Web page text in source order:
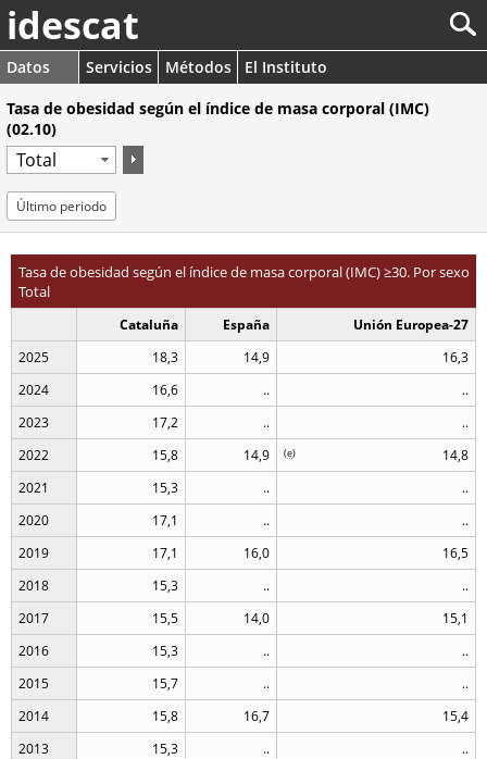
idescat
Datos Servicios Métodos
El Instituto
Tasa de obesidad según el índice de masa corporal (IMC)
(02.10)
Último periodo
Tasa de obesidad según el índice de masa corporal (IMC) ≥30. Por sexo
Total
Cataluña España
Unión Europea-27
2025
18,3 14,9
16,3
2024
16,6 ..
..
2023
17,2 ..
..
2022
15,8 14,9 14,8
(e)
2021 15,3 ..
..
2020
17,1 ..
..
2019
17,1 16,0
16,5
2018
15,3 ..
..
2017
15,5 14,0
15,1
2016
15,3 ..
..
2015
15,7 ..
..
2014
15,8 16,7
15,4
2013
15,3 ..
..